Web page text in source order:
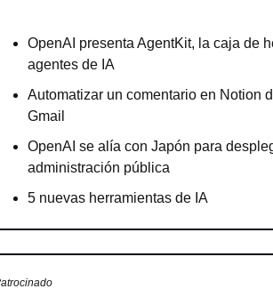
OpenAI presenta AgentKit, la caja de
agentes de IA
Automatizar un comentario en Notion
Gmail
OpenAI se alía con Japón para
administración pública
5 nuevas herramientas de IA